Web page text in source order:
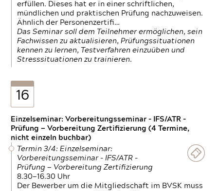
erfüllen. Dieses hat er in einer schriftlichen,
mündlichen und praktischen Prüfung nachzuweisen.
Ähnlich der Personenzertifi…
Das Seminar soll dem Teilnehmer ermöglichen, sein
Fachwissen zu aktualisieren, Prüfungssituationen
kennen zu lernen, Testverfahren einzuüben und
Stresssituationen zu trainieren.
16
Einzelseminar: Vorbereitungsseminar - IFS/ATR -
Prüfung — Vorbereitung Zertifizierung (4 Termine,
nicht einzeln buchbar)
Termin 3/4: Einzelseminar:
Vorbereitungsseminar - IFS/ATR -
Prüfung — Vorbereitung Zertifizierung
8.30—16.30 Uhr
Der Bewerber um die Mitgliedschaft im BVSK muss